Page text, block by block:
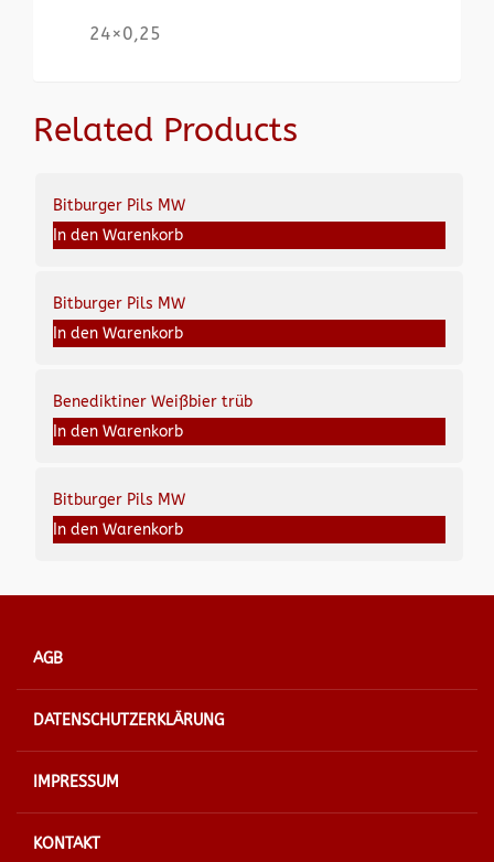
24×0,25
Related Products
Bitburger Pils MW
In den Warenkorb
Bitburger Pils MW
In den Warenkorb
Benediktiner Weißbier trüb
In den Warenkorb
Bitburger Pils MW
In den Warenkorb
AGB
DATENSCHUTZERKLÄRUNG
IMPRESSUM
KONTAKT